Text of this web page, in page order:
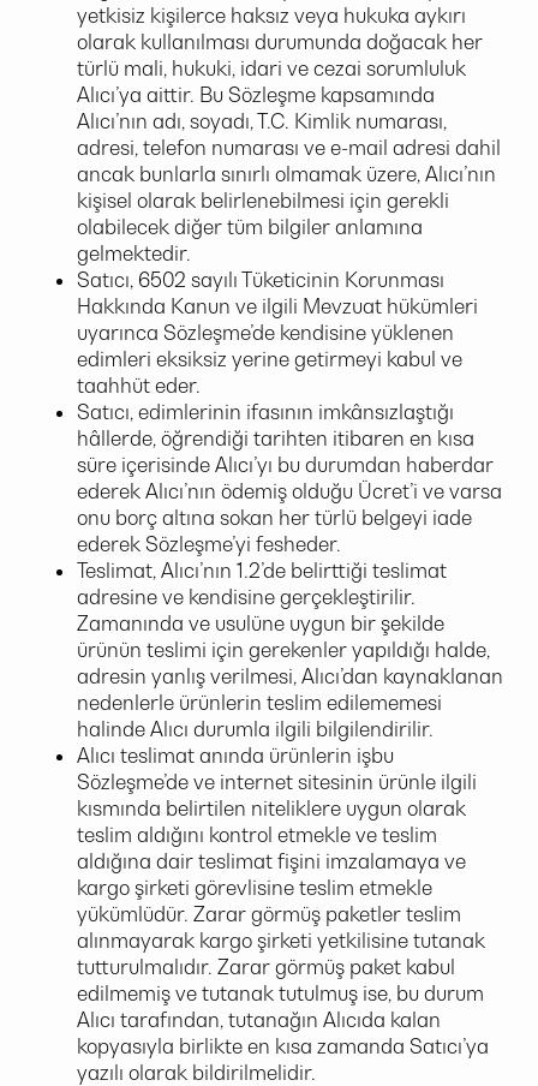
yetkisiz kişilerce haksız veya hukuka aykırı
olarak kullanılması durumunda doğacak her
türlü mali, hukuki, idari ve cezai sorumluluk
Alıcı’ya aittir. Bu Sözleşme kapsamında
Alıcı’nın adı, soyadı, T.C. Kimlik numarası,
adresi, telefon numarası ve e-mail adresi dahil
ancak bunlarla sınırlı olmamak üzere, Alıcı’nın
kişisel olarak belirlenebilmesi için gerekli
olabilecek diğer tüm bilgiler anlamına
gelmektedir.
Satıcı, 6502 sayılı Tüketicinin Korunması
Hakkında Kanun ve ilgili Mevzuat hükümleri
uyarınca Sözleşme’de kendisine yüklenen
edimleri eksiksiz yerine getirmeyi kabul ve
taahhüt eder.
Satıcı, edimlerinin ifasının imkânsızlaştığı
hâllerde, öğrendiği tarihten itibaren en kısa
süre içerisinde Alıcı’yı bu durumdan haberdar
ederek Alıcı’nın ödemiş olduğu Ücret’i ve varsa
onu borç altına sokan her türlü belgeyi iade
ederek Sözleşme’yi fesheder.
Teslimat, Alıcı’nın 1.2’de belirttiği teslimat
adresine ve kendisine gerçekleştirilir.
Zamanında ve usulüne uygun bir şekilde
ürünün teslimi için gerekenler yapıldığı halde,
adresin yanlış verilmesi, Alıcı’dan kaynaklanan
nedenlerle ürünlerin teslim edilememesi
halinde Alıcı durumla ilgili bilgilendirilir.
Alıcı teslimat anında ürünlerin işbu
Sözleşme’de ve internet sitesinin ürünle ilgili
kısmında belirtilen niteliklere uygun olarak
teslim aldığını kontrol etmekle ve teslim
aldığına dair teslimat fişini imzalamaya ve
kargo şirketi görevlisine teslim etmekle
yükümlüdür. Zarar görmüş paketler teslim
alınmayarak kargo şirketi yetkilisine tutanak
tutturulmalıdır. Zarar görmüş paket kabul
edilmemiş ve tutanak tutulmuş ise, bu durum
Alıcı tarafından, tutanağın Alıcıda kalan
kopyasıyla birlikte en kısa zamanda Satıcı’ya
yazılı olarak bildirilmelidir.